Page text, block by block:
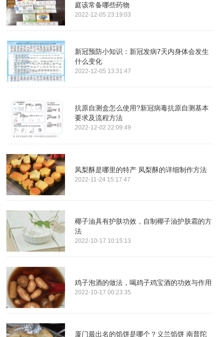
庭该常备哪些药物
2022-12-05 23:19:03
新冠预防小知识：新冠发病7天内身体会发生
什么变化
2022-12-05 13:31:47
抗原自测盒怎么使用?新冠病毒抗原自测基本
要求及流程方法
2022-12-02 22:09:49
凤梨酥是哪里的特产 凤梨酥的详细制作方法
2022-11-24 15:17:47
椰子油具有护肤功效，自制椰子油护肤霜的方
法
2022-10-17 10:15:13
鸡子泡酒的做法，喝鸡子鸡宝酒的功效与作用
2022-10-17 00:23:35
厦门最出名的馅饼是哪个？义兰馅饼 南普陀